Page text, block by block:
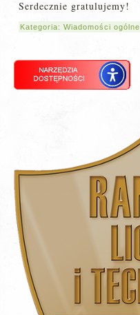
Serdecznie gratulujemy!
Kategoria:Wiadomości ogólne